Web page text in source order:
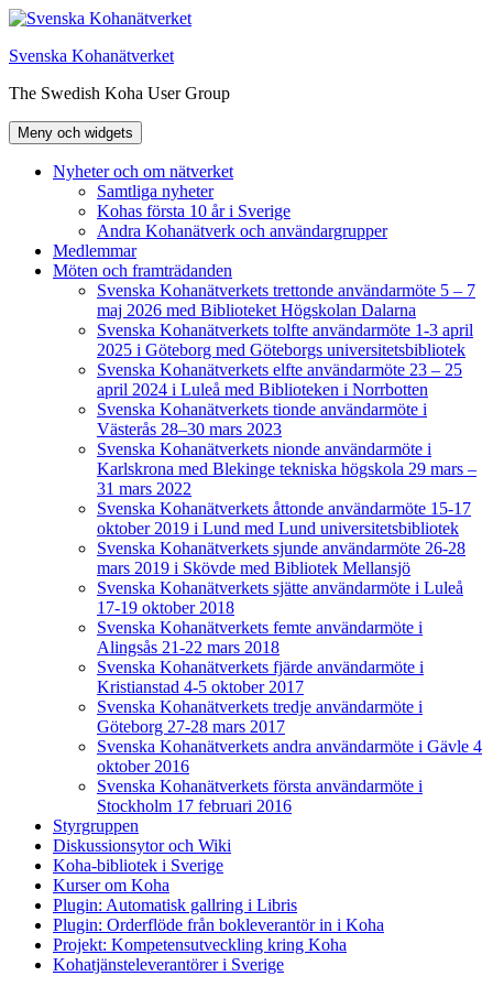
Hoppa
innehåll
Svenska Kohanätverket
The Swedish Koha User Group
Meny och widgets
Nyheter och om nätverket
Samtliga nyheter
Kohas första 10 år i Sverige
Andra Kohanätverk och användargrupper
Medlemmar
Möten och framträdanden
Svenska Kohanätverkets trettonde användarmöte 5 – 7
maj 2026 med Biblioteket Högskolan Dalarna
Svenska Kohanätverkets tolfte användarmöte 1-3 april
2025 i Göteborg med Göteborgs universitetsbibliotek
Svenska Kohanätverkets elfte användarmöte 23 – 25
april 2024 i Luleå med Biblioteken i Norrbotten
Svenska Kohanätverkets tionde användarmöte i
Västerås 28–30 mars 2023
Svenska Kohanätverkets nionde användarmöte i
Karlskrona med Blekinge tekniska högskola 29 mars –
31 mars 2022
Svenska Kohanätverkets åttonde användarmöte 15-17
oktober 2019 i Lund med Lund universitetsbibliotek
Svenska Kohanätverkets sjunde användarmöte 26-28
mars 2019 i Skövde med Bibliotek Mellansjö
Svenska Kohanätverkets sjätte användarmöte i Luleå
17-19 oktober 2018
Svenska Kohanätverkets femte användarmöte i
Alingsås 21-22 mars 2018
Svenska Kohanätverkets fjärde användarmöte i
Kristianstad 4-5 oktober 2017
Svenska Kohanätverkets tredje användarmöte i
Göteborg 27-28 mars 2017
Svenska Kohanätverkets andra användarmöte i Gävle 4
oktober 2016
Svenska Kohanätverkets första användarmöte i
Stockholm 17 februari 2016
Styrgruppen
Diskussionsytor och Wiki
Koha-bibliotek i Sverige
Kurser om Koha
Plugin: Automatisk gallring i Libris
Plugin: Orderflöde från bokleverantör in i Koha
Projekt: Kompetensutveckling kring Koha
Kohatjänsteleverantörer i Sverige